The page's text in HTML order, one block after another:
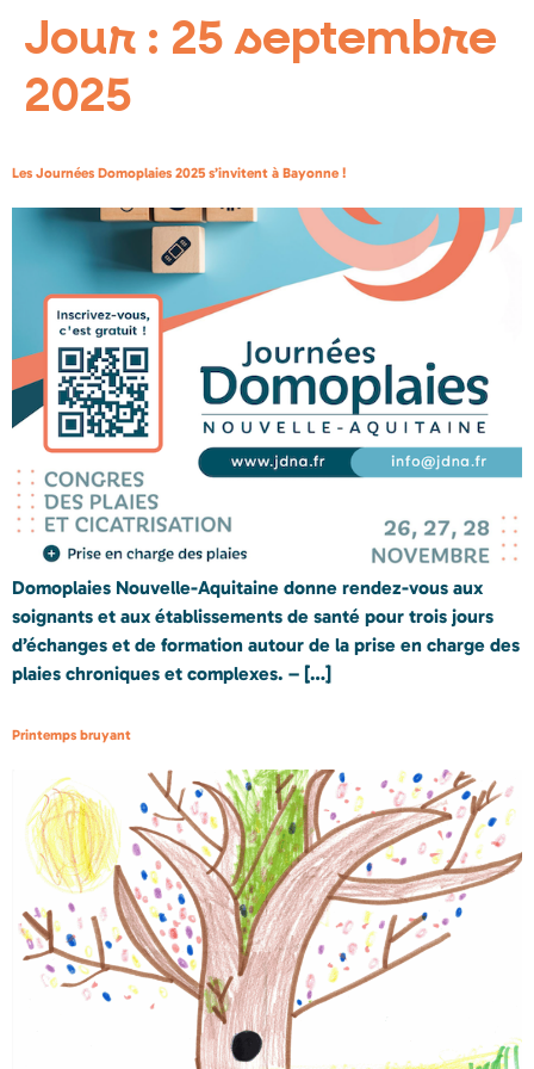
Jour : 25 septembre
2025
Les Journées Domoplaies 2025 s’invitent à Bayonne !
Domoplaies Nouvelle-Aquitaine donne rendez-vous aux
soignants et aux établissements de santé pour trois jours
d’échanges et de formation autour de la prise en charge des
plaies chroniques et complexes. – […]
Printemps bruyant